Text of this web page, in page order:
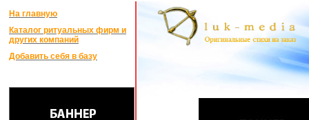
На главную
Каталог ритуальных фирм и
других компаний
Добавить себя в базу